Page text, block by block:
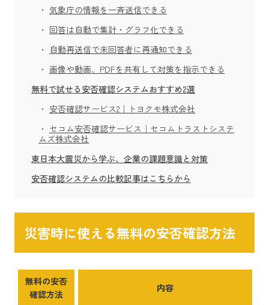
気象庁の情報を一斉送信できる
回答は自動で集計・グラフ化できる
自動再送信で未回答者に再通知できる
画像や動画、PDFを共有して対策を指示できる
無料で試せる安否確認システムおすすめ2選
安否確認サービス2｜トヨクモ株式会社
セコム安否確認サービス｜セコムトラストシステ
ムズ株式会社
東日本大震災から学ぶ、企業の課題意識と対策
安否確認システムの比較記事はこちらから
災害時に使える無料の安否確認方法
無料の安否
確認方法
内容